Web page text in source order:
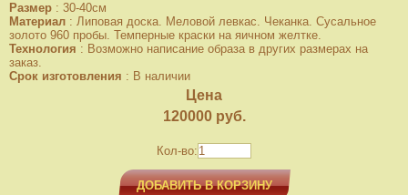
Размер : 30-40см
Материал : Липовая доска. Меловой левкас. Чеканка. Сусальное
золото 960 пробы. Темперные краски на яичном желтке.
Технология : Возможно написание образа в других размерах на
заказ.
Срок изготовления : В наличии
Цена
120000руб.
Кол-во:
ДОБАВИТЬ В КОРЗИНУ